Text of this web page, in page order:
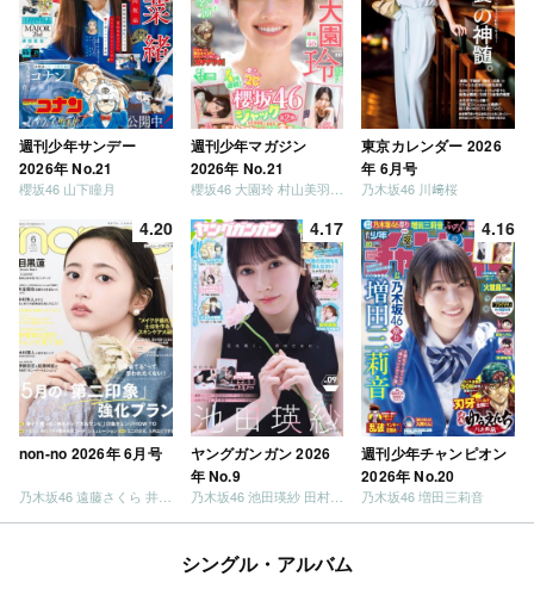
週刊少年サンデー
2026年 No.21
櫻坂46 山下瞳月
週刊少年マガジン
2026年 No.21
東京カレンダー 2026
年 6月号
乃木坂46 川﨑桜
4.20
non-no 2026年 6月号
4.17
ヤングガンガン 2026
年 No.9
乃木坂46 池田瑛紗 田村真佑
4.16
週刊少年チャンピオン
2026年 No.20
乃木坂46 増田三莉音
シングル・アルバム